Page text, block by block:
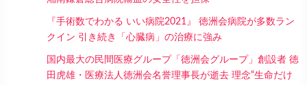
『手術数でわかる いい病院2021』 徳洲会病院が多数ラン
クイン 引き続き「心臓病」の治療に強み
国内最大の民間医療グループ「徳洲会グループ」創設者 徳
田虎雄・医療法人徳洲会名誉理事長が逝去 理念“生命だけ